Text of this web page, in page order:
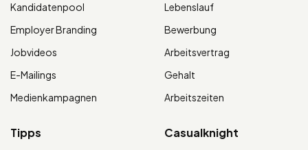
Kandidatenpool
Employer Branding
Jobvideos
E-Mailings
Medienkampagnen
Lebenslauf
Bewerbung
Arbeitsvertrag
Gehalt
Arbeitszeiten
Tipps Casualknight